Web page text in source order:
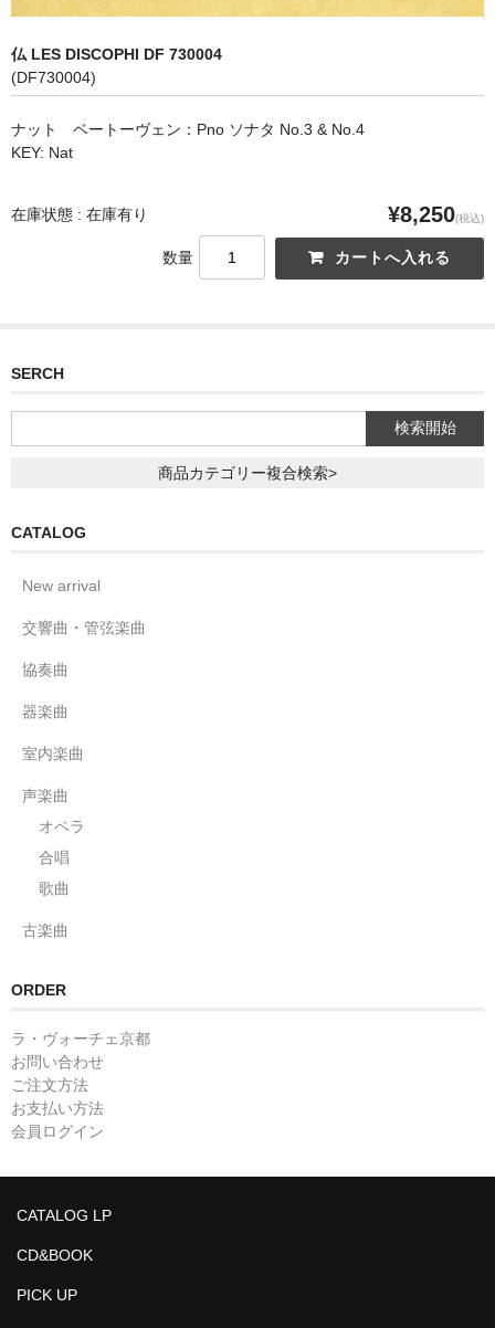
CD&BOOK
PICK UP
ORDER
NEWS
仏 LES DISCOPHI DF 730004
(DF730004)
ナット ベートーヴェン：Pno ソナタ No.3 & No.4
KEY: Nat
在庫状態 : 在庫有り ¥8,250(税込)
数量
SERCH
商品カテゴリー複合検索>
CATALOG
New arrival
交響曲・管弦楽曲
協奏曲
器楽曲
室内楽曲
声楽曲
オペラ
合唱
歌曲
古楽曲
ORDER
ラ・ヴォーチェ京都
お問い合わせ
ご注文方法
お支払い方法
会員ログイン
CATALOG LP
CD&BOOK
PICK UP